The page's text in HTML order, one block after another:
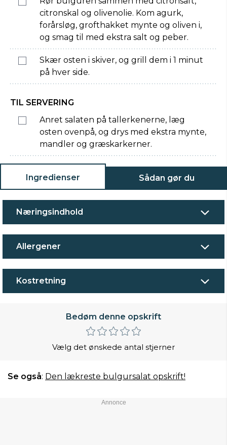
citronskal og olivenolie. Kom agurk,
forårsløg, grofthakket mynte og oliven i,
og smag til med ekstra salt og peber.
Skær osten i skiver, og grill dem i 1 minut
på hver side.
TIL SERVERING
Anret salaten på tallerkenerne, læg
osten ovenpå, og drys med ekstra mynte,
mandler og græskarkerner.
Ingredienser Sådan gør du
Næringsindhold
Allergener
Kostretning
Bedøm denne opskrift
Vælg det ønskede antal stjerner
Se også: Den lækreste bulgursalat opskrift!